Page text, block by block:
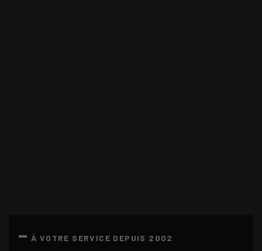
À VOTRE SERVICE DEPUIS 2002